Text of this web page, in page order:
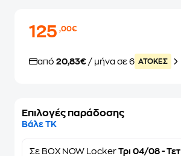
125,00€
από 20,83€ / μήνα σε 6 ATOKEΣ
Επιλογές παράδοσης
Βάλε ΤΚ
Σε BOX NOW Locker Τρι 04/08 - Τετ